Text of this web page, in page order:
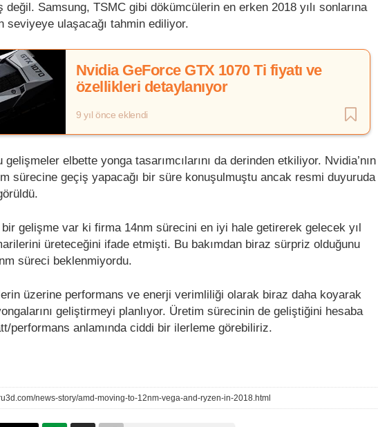
Samsung, TSMC gibi dökümcülerin en erken 2018 yılı sonlarına
seviyeye ulaşacağı tahmin ediliyor.
Nvidia GeForce GTX 1070 Ti fiyatı ve
özellikleri detaylanıyor
9 yıl önce eklendi
elbette yonga tasarımcılarını da derinden etkiliyor. Nvidia’nın
sürecine geçiş yapacağı bir süre konuşulmuştu ancak resmi duyuruda
bir gelişme var ki firma 14nm sürecini en iyi hale getirerek gelecek yıl
üreteceğini ifade etmişti. Bu bakımdan biraz sürpriz olduğunu
süreci beklenmiyordu.
üzerine performans ve enerji verimliliği olarak biraz daha koyarak
geliştirmeyi planlıyor. Üretim sürecinin de geliştiğini hesaba
performans anlamında ciddi bir ilerleme görebiliriz.
news-story/amd-moving-to-12nm-vega-and-ryzen-in-2018.html